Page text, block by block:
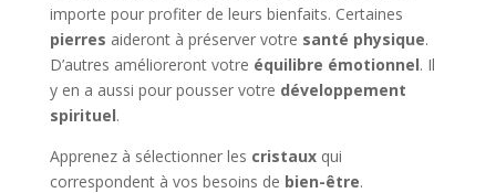
importe pour profiter de leurs bienfaits. Certaines
pierres aideront à préserver votre santé physique.
D’autres amélioreront votre équilibre émotionnel. Il
y en a aussi pour pousser votre développement
spirituel.
Apprenez à sélectionner les cristauxqui
correspondent à vos besoins de bien-être.